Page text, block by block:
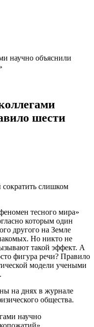
научно объяснили
шести
слишком
тесного мира»
которым один
другого на Земле
Но никто не
такой эффект. А
фигура речи? Правило
модели учеными
на днях в журнале
общества.